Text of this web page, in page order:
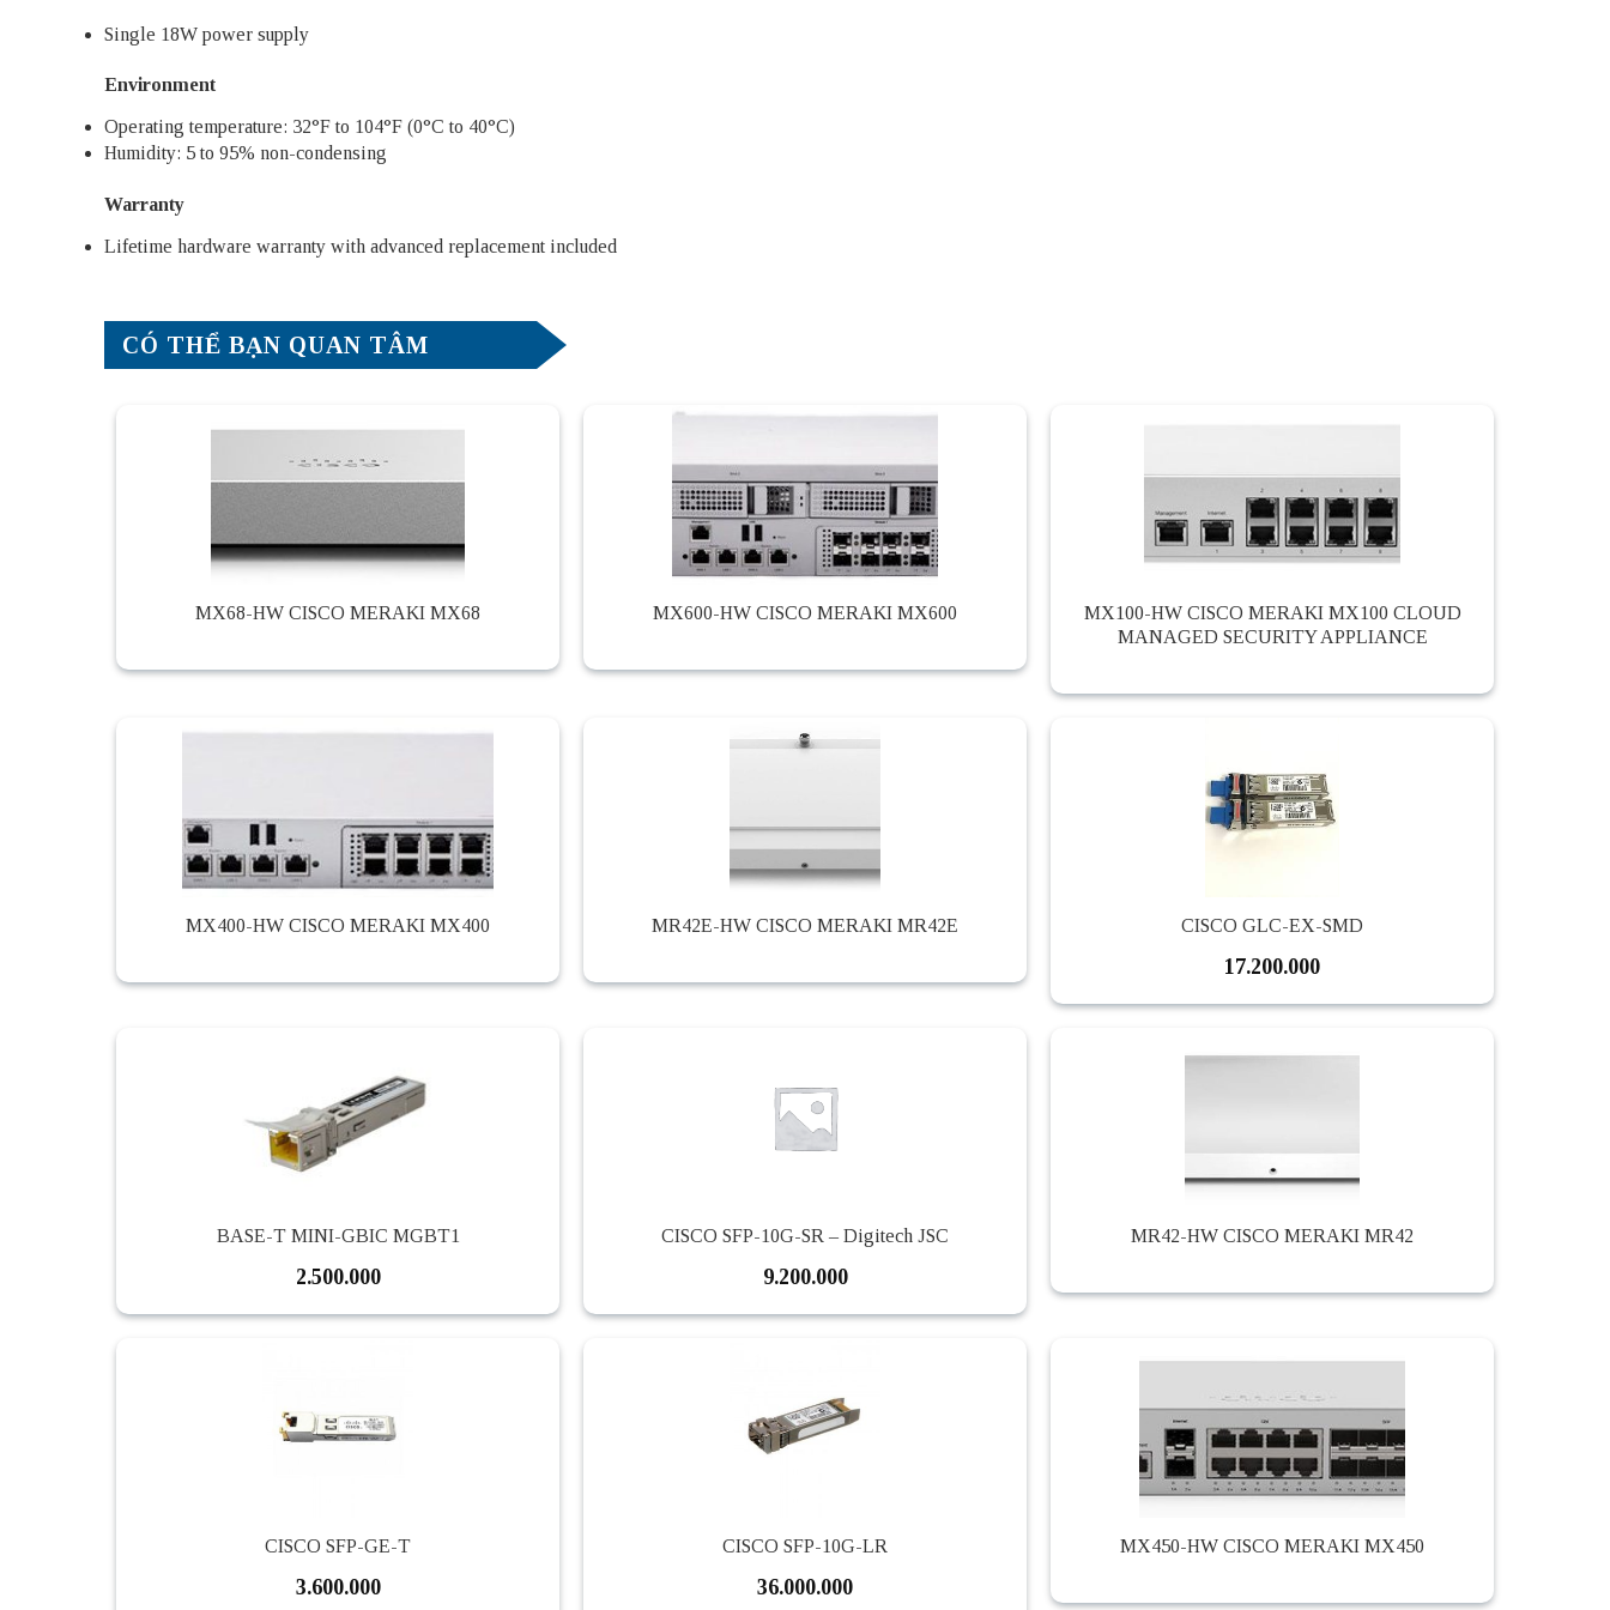
Single 18W power supply
Environment
Operating temperature: 32°F to 104°F (0°C to 40°C)
Humidity: 5 to 95% non-condensing
Warranty
Lifetime hardware warranty with advanced replacement included
CÓ THỂ BẠN QUAN TÂM
MX68-HW CISCO MERAKI MX68 MX600-HW CISCO MERAKI MX600
MX100-HW CISCO MERAKI MX100 CLOUD
MANAGED SECURITY APPLIANCE
MX400-HW CISCO MERAKI MX400 MR42E-HW CISCO MERAKI MR42E CISCO GLC-EX-SMD
17.200.000
BASE-T MINI-GBIC MGBT1
2.500.000
CISCO SFP-10G-SR – Digitech JSC
9.200.000
MR42-HW CISCO MERAKI MR42
CISCO SFP-GE-T
3.600.000
CISCO SFP-10G-LR
36.000.000
MX450-HW CISCO MERAKI MX450